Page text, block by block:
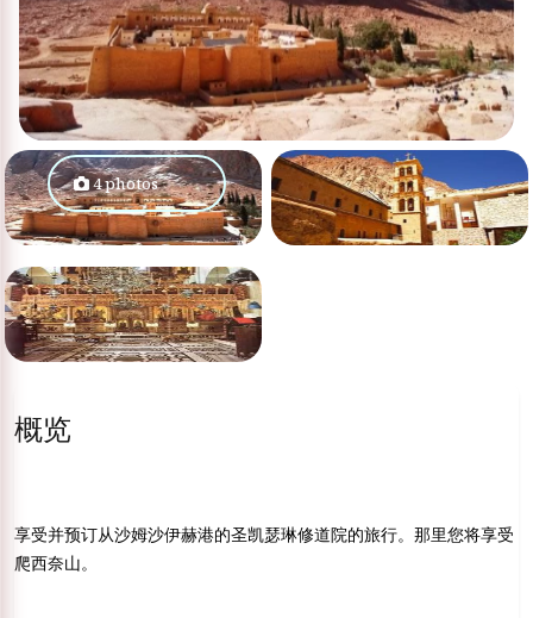
4 photos
概览
享受并预订从沙姆沙伊赫港的圣凯瑟琳修道院的旅行。那里您将享受
爬西奈山。